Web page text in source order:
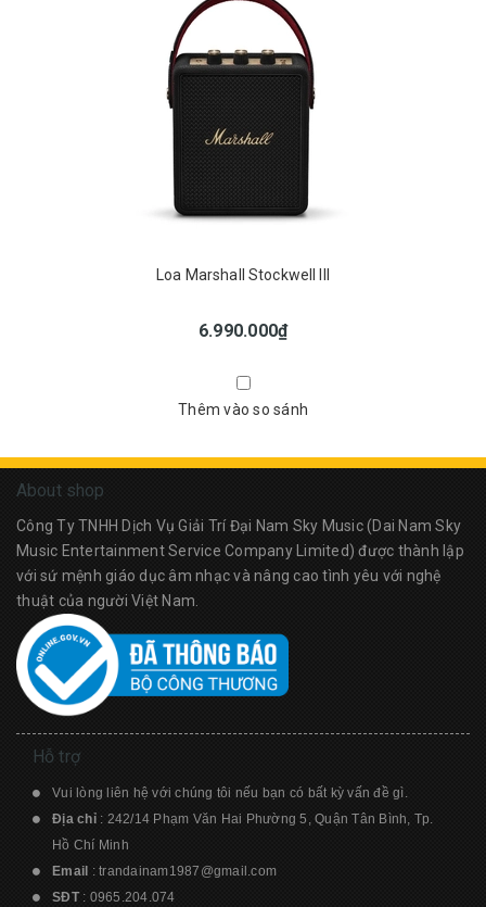
Loa Marshall Stockwell III
6.990.000₫
Thêm vào so sánh
About shop
Công Ty TNHH Dịch Vụ Giải Trí Đại Nam Sky Music (Dai Nam Sky
Music Entertainment Service Company Limited) được thành lập
với sứ mệnh giáo dục âm nhạc và nâng cao tình yêu với nghệ
thuật của người Việt Nam.
Hỗ trợ
Vui lòng liên hệ với chúng tôi nếu bạn có bất kỳ vấn đề gì.
Địa chỉ : 242/14 Phạm Văn Hai Phường 5, Quận Tân Bình, Tp.
Hồ Chí Minh
Email : trandainam1987@gmail.com
SĐT : 0965.204.074